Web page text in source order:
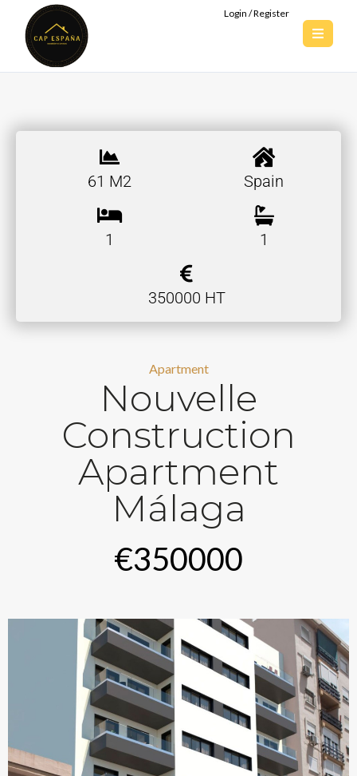
Login / Register
61 M2 Spain
1 1
350000 HT
Apartment
Nouvelle
Construction
Apartment
Málaga
€350000